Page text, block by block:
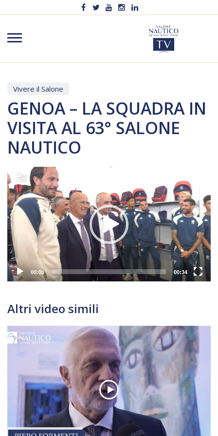
Vivere il Salone
GENOA – LA SQUADRA IN
VISITA AL 63° SALONE
NAUTICO
Video
Player
00:00 00:34
Altri video simili